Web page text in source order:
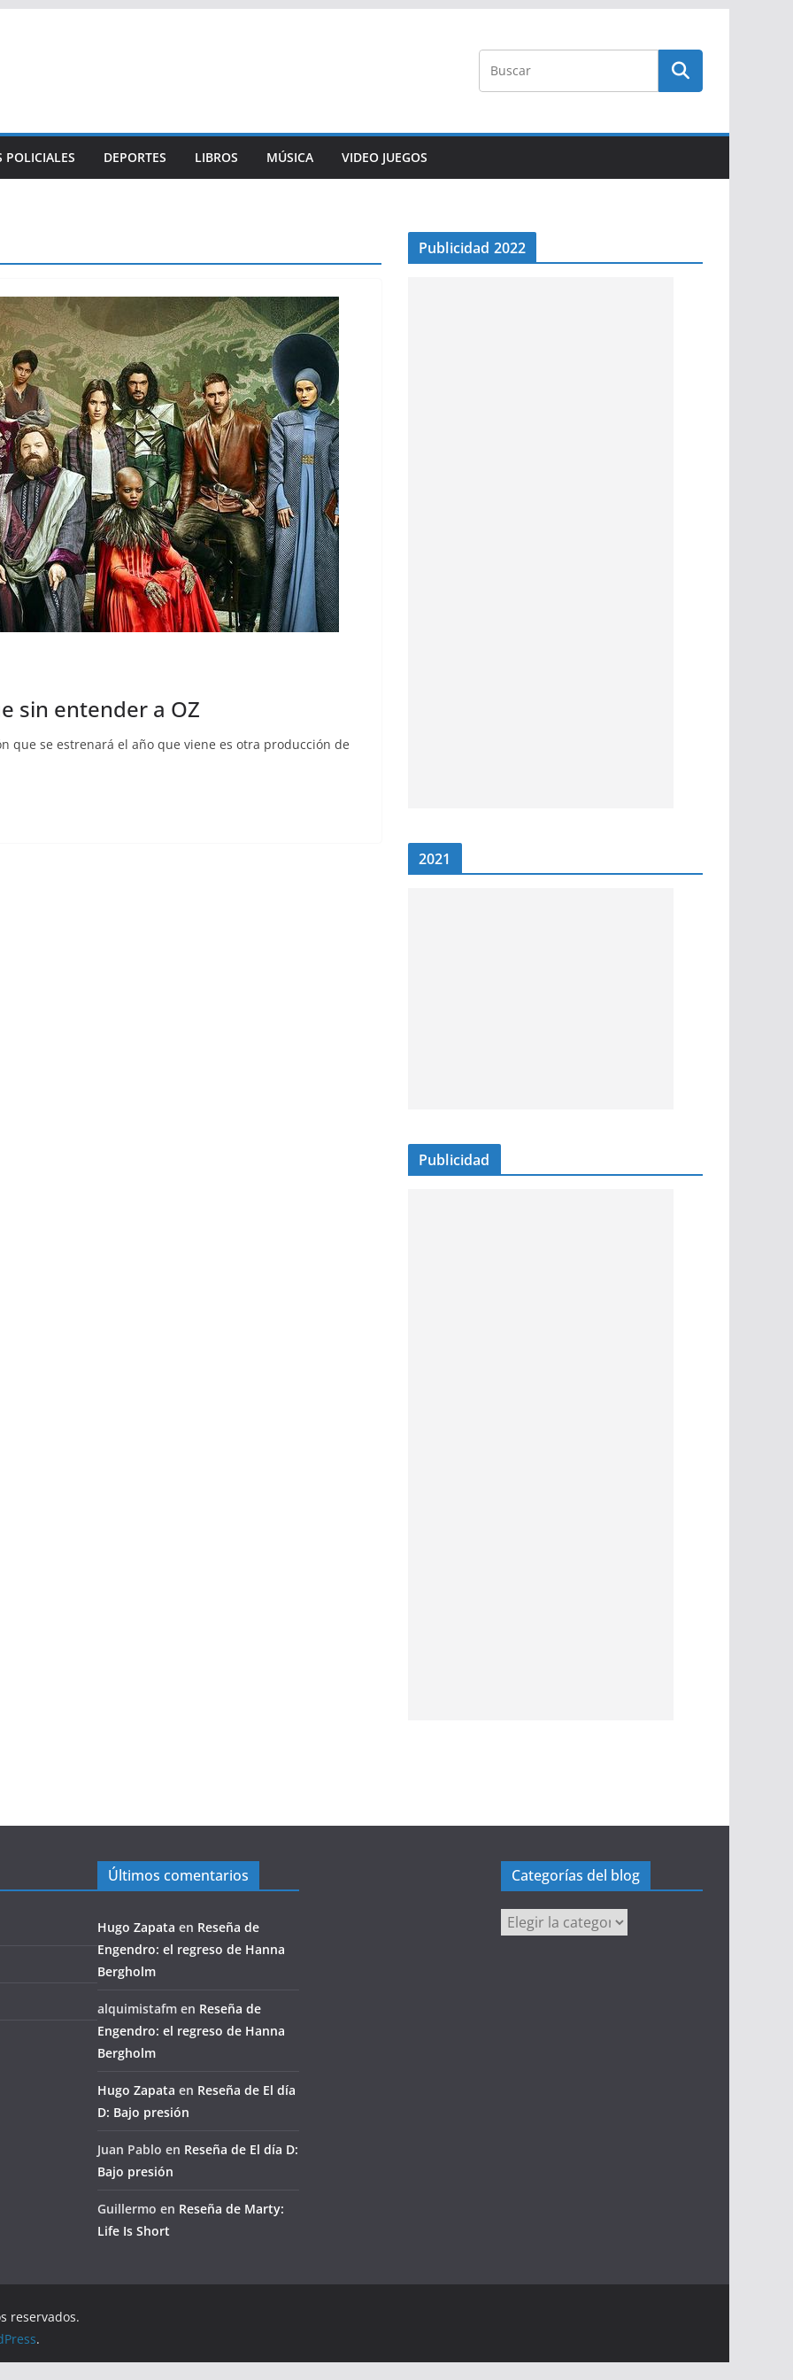
POLICIALES DEPORTES LIBROS MÚSICA VIDEO JUEGOS
sin entender a OZ
que se estrenará el año que viene es otra producción de
Publicidad 2022
2021
Publicidad
Últimos comentarios
Hugo Zapata en Reseña de
Engendro: el regreso de Hanna
Bergholm
alquimistafm en Reseña de
Engendro: el regreso de Hanna
Bergholm
Hugo Zapata en Reseña de El día
D: Bajo presión
Juan Pablo en Reseña de El día D:
Bajo presión
Guillermo en Reseña de Marty:
Life Is Short
Categorías del blog
Categorías
del
reservados.
.